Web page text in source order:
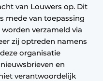
van Louwers op. Dit
mede van toepassing
verzameld via
zij optreden namens
organisatie
en
verantwoordelijk